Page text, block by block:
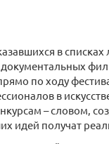
в
по ходу
в
– словом,
идей получат